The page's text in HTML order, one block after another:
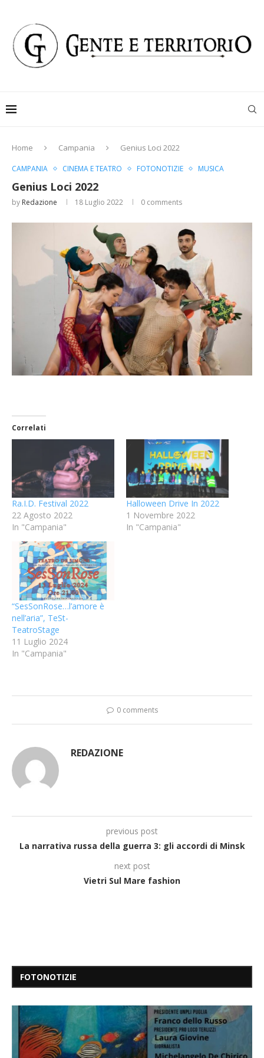
Home Campania Genius Loci 2022
CAMPANIA CINEMA E TEATRO FOTONOTIZIE MUSICA
Genius Loci 2022
by Redazione 18 Luglio 2022 0 comments
Correlati
Ra.I.D. Festival 2022
22 Agosto 2022
In "Campania"
Halloween Drive In 2022
1 Novembre 2022
In "Campania"
“SesSonRose…l’amore è
nell’aria”, TeSt-
TeatroStage
11 Luglio 2024
In "Campania"
0 comments
REDAZIONE
previous post
La narrativa russa della guerra 3: gli accordi di Minsk
next post
Vietri Sul Mare fashion
FOTONOTIZIE